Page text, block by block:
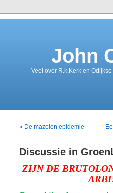
John
Veel over R.k.Kerk en
« De mazelen epidemie
Discussie in
ZIJN DE